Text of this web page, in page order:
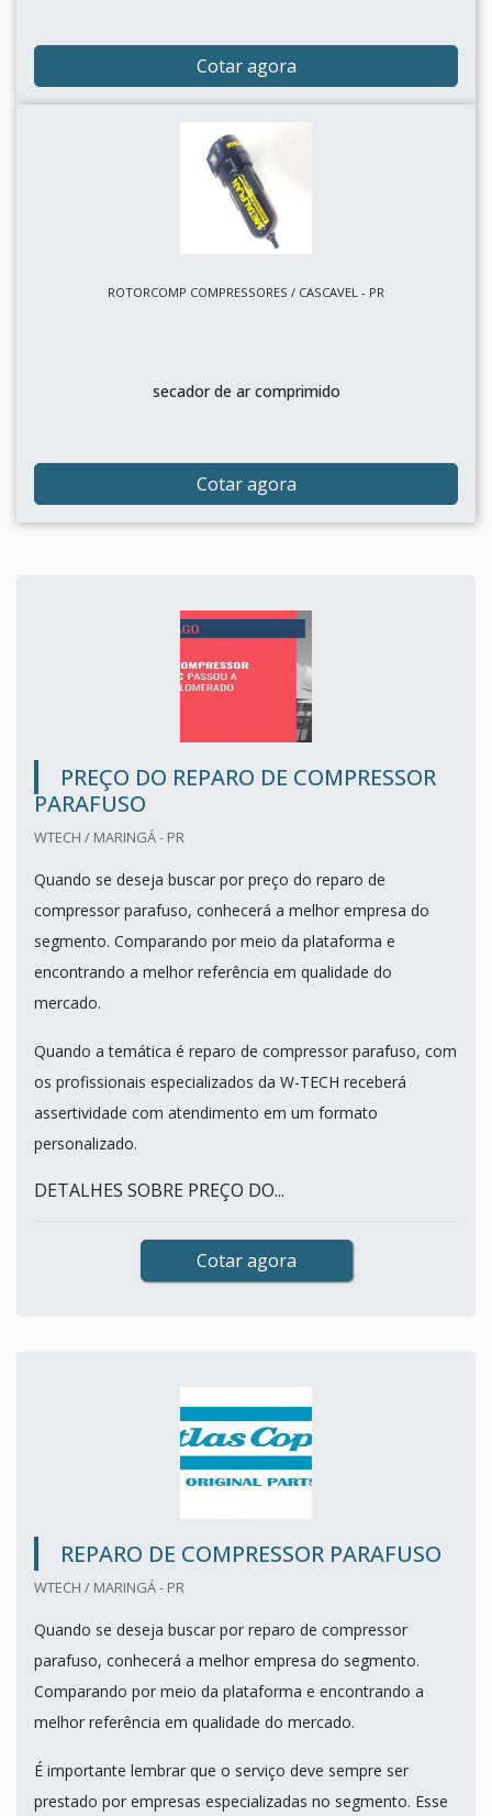
Cotar agora
ROTORCOMP COMPRESSORES / CASCAVEL - PR
secador de ar comprimido
Cotar agora
PREÇO DO REPARO DE COMPRESSOR
PARAFUSO
WTECH / MARINGÁ - PR
Quando se deseja buscar por preço do reparo de
compressor parafuso, conhecerá a melhor empresa do
segmento. Comparando por meio da plataforma e
encontrando a melhor referência em qualidade do
mercado.
Quando a temática é reparo de compressor parafuso, com
os profissionais especializados da W-TECH receberá
assertividade com atendimento em um formato
personalizado.
DETALHES SOBRE PREÇO DO...
Cotar agora
REPARO DE COMPRESSOR PARAFUSO
WTECH / MARINGÁ - PR
Quando se deseja buscar por reparo de compressor
parafuso, conhecerá a melhor empresa do segmento.
Comparando por meio da plataforma e encontrando a
melhor referência em qualidade do mercado.
É importante lembrar que o serviço deve sempre ser
prestado por empresas especializadas no segmento. Esse